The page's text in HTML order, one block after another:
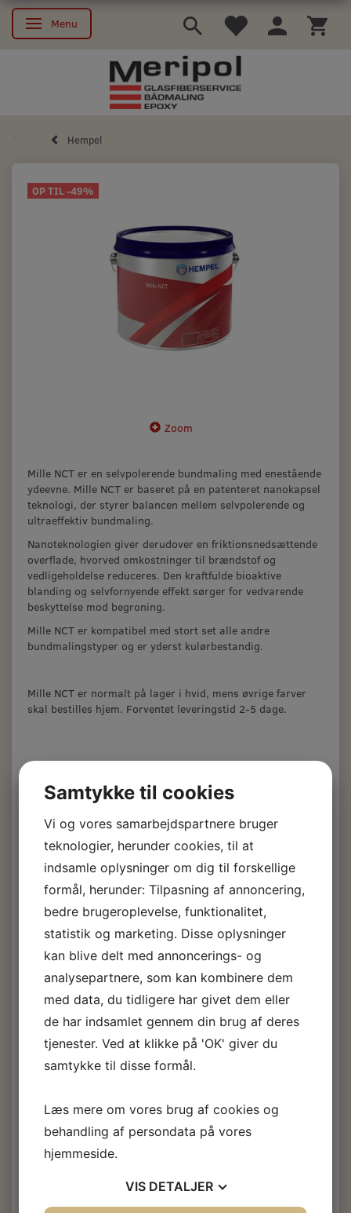
Skifte navigation
Menu
Hempel
OP TIL -49%
Zoom
Mille NCT er en selvpolerende bundmaling med enestående
ydeevne. Mille NCT er baseret på en patenteret nanokapsel
teknologi, der styrer balancen mellem selvpolerende og
ultraeffektiv bundmaling.
Nanoteknologien giver derudover en friktionsnedsættende
overflade, hvorved omkostninger til brændstof og
vedligeholdelse reduceres. Den kraftfulde bioaktive
blanding og selvfornyende effekt sørger for vedvarende
beskyttelse mod begroning.
Mille NCT er kompatibel med stort set alle andre
bundmalingstyper og er yderst kulørbestandig.
Mille NCT er normalt på lager i hvid, mens øvrige farver
skal bestilles hjem. Forventet leveringstid 2-5 dage.
Hempel bundmaling
Mille NCT, 2½ L.
Pris fra
999,00 DKK m/Moms
799,20 DKK u/Moms
1.969,00 DKKm/Moms
Du sparer:970,00 DKK
Bundmaling, Hempel:12400 Grey
999,00 DKK 1.969,00 DKK
Bundmaling, Hempel:
19990 Black
999,00 DKK
1.969,00 DKK
Bundmaling, Hempel:31750 Souvenirs Blue
999,00 DKK1.969,00 DKK
Bundmaling, Hempel:37110 Dark Blue
1.099,00 DKK 1.969,00 DKK
Læg i kurv
Samtykke til cookies
Vi og vores samarbejdspartnere bruger
teknologier, herunder cookies, til at
indsamle oplysninger om dig til forskellige
formål, herunder: Tilpasning af annoncering,
bedre brugeroplevelse, funktionalitet,
statistik og marketing. Disse oplysninger
kan blive delt med annoncerings- og
analysepartnere, som kan kombinere dem
med data, du tidligere har givet dem eller
de har indsamlet gennem din brug af deres
tjenester. Ved at klikke på 'OK' giver du
samtykke til disse formål.
Læs mere om vores brug af cookies og
behandling af persondata på vores
hjemmeside.
VIS DETALJER